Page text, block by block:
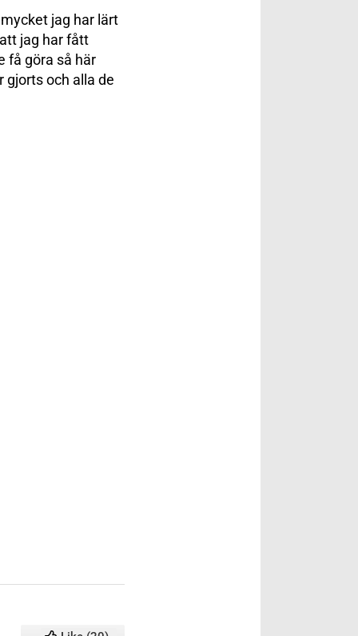
jag har lärt
jag har fått
få göra så här
gjorts och alla de